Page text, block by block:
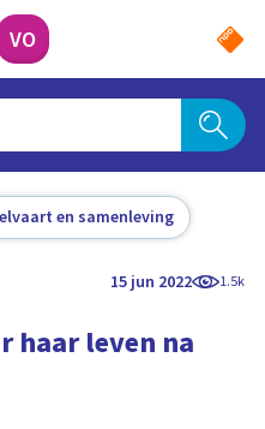
VO
en samenleving
15 jun 2022 1.5k
haar leven na